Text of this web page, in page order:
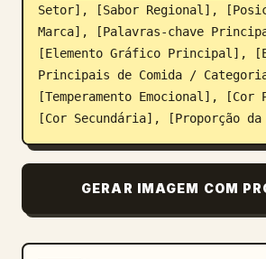
Setor], [Sabor Regional],
Marca], [Palavras-chave
[Elemento Gráfico Principal],
Principais de Comida /
[Temperamento Emocional],
[Cor Secundária], [Proporção da
GERAR IMAGEM COM